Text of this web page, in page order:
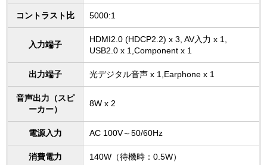
コントラスト比 5000:1
入力端子
HDMI2.0 (HDCP2.2) x 3, AV入力 x 1,
USB2.0 x 1,Component x 1
出力端子 光デジタル音声 x 1,Earphone x 1
音声出力（スピ
ーカー）
8W x 2
電源入力 AC 100V～50/60Hz
消費電力 140W（待機時：0.5W）